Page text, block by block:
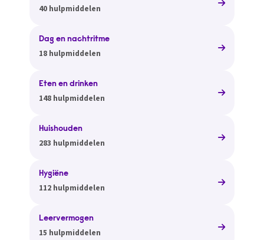
40 hulpmiddelen
Dag en nachtritme
18 hulpmiddelen
Eten en drinken
148 hulpmiddelen
Huishouden
283 hulpmiddelen
Hygiëne
112 hulpmiddelen
Leervermogen
15 hulpmiddelen